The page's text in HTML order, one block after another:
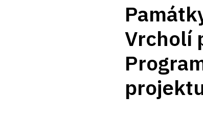
Vrcholí